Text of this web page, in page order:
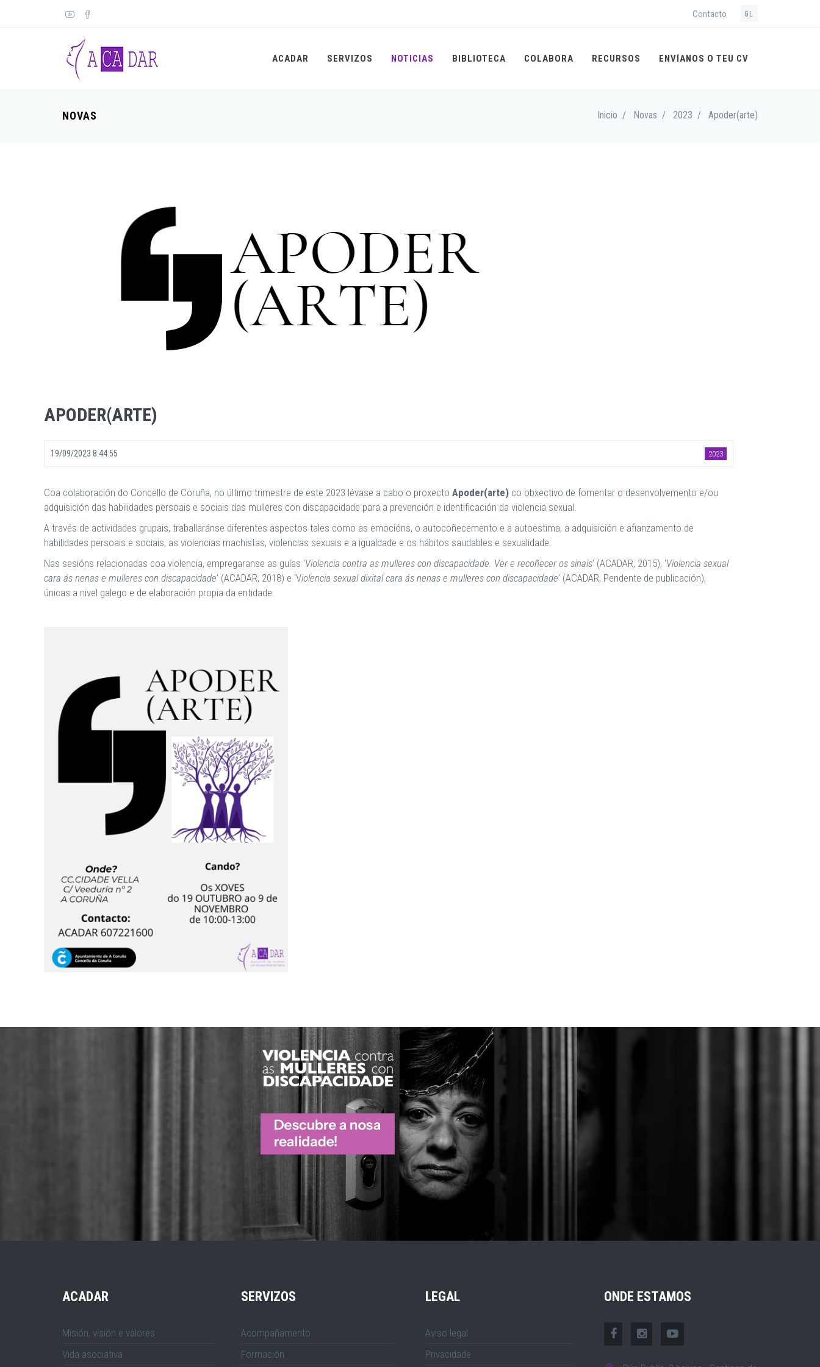
Contacto GL
ACADAR SERVIZOS NOTICIAS BIBLIOTECA COLABORA RECURSOS ENVÍANOS O TEU CV
NOVAS Inicio / Novas / 2023 / Apoder(arte)
APODER(ARTE)
19/09/2023 8:44:55 2023
Coa colaboración do Concello de Coruña, no último trimestre de este 2023 lévase a cabo o proxecto Apoder(arte) co obxectivo de fomentar o desenvolvemento e/ou
adquisición das habilidades persoais e sociais das mulleres con discapacidade para a prevención e identificación da violencia sexual.
A través de actividades grupais, traballaránse diferentes aspectos tales como as emocións, o autocoñecemento e a autoestima, a adquisición e afianzamento de
habilidades persoais e sociais, as violencias machistas, violencias sexuais e a igualdade e os hábitos saudables e sexualidade.
Nas sesións relacionadas coa violencia, empregaranse as guías 'Violencia contra as mulleres con discapacidade. Ver e recoñecer os sinais’ (ACADAR, 2015), ‘Violencia sexual
cara ás nenas e mulleres con discapacidade’ (ACADAR, 2018) e ‘Violencia sexual dixital cara ás nenas e mulleres con discapacidade’ (ACADAR, Pendente de publicación),
únicas a nivel galego e de elaboración propia da entidade.
ACADAR
Misión, visión e valores
Vida asociativa
SERVIZOS
Acompañamento
Formación
LEGAL
Aviso legal
Privacidade
ONDE ESTAMOS